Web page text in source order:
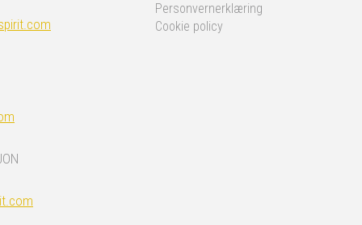
Personvernerklæring
Cookie policy